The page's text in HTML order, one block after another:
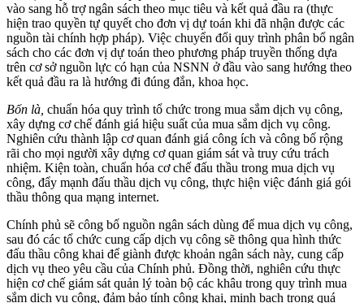
vào sang hỗ trợ ngân sách theo mục tiêu và kết quả đầu ra (thực
hiện trao quyền tự quyết cho đơn vị dự toán khi đã nhận được các
nguồn tài chính hợp pháp). Việc chuyển đổi quy trình phân bổ ngân
sách cho các đơn vị dự toán theo phương pháp truyền thống dựa
trên cơ sở nguồn lực có hạn của NSNN ở đầu vào sang hướng theo
kết quả đầu ra là hướng đi đúng đắn, khoa học.
Bốn là, chuẩn hóa quy trình tổ chức trong mua sắm dịch vụ công,
xây dựng cơ chế đánh giá hiệu suất của mua sắm dịch vụ công.
Nghiên cứu thành lập cơ quan đánh giá công ích và công bố rộng
rãi cho mọi người xây dựng cơ quan giám sát và truy cứu trách
nhiệm. Kiện toàn, chuẩn hóa cơ chế đấu thầu trong mua dịch vụ
công, đẩy mạnh đấu thầu dịch vụ công, thực hiện việc đánh giá gói
thầu thông qua mạng internet.
Chính phủ sẽ công bố nguồn ngân sách dùng để mua dịch vụ công,
sau đó các tổ chức cung cấp dịch vụ công sẽ thông qua hình thức
đấu thầu công khai để giành được khoản ngân sách này, cung cấp
dịch vụ theo yêu cầu của Chính phủ. Đồng thời, nghiên cứu thực
hiện cơ chế giám sát quản lý toàn bộ các khâu trong quy trình mua
sắm dịch vụ công, đảm bảo tính công khai, minh bạch trong quá